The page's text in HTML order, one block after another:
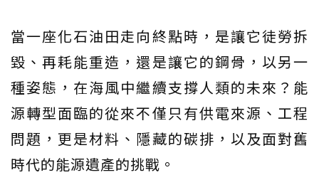
當一座化石油田走向終點時，是讓它徒勞拆
毀、再耗能重造，還是讓它的鋼骨，以另一
種姿態，在海風中繼續支撐人類的未來？能
源轉型面臨的從來不僅只有供電來源、工程
問題，更是材料、隱藏的碳排，以及面對舊
時代的能源遺產的挑戰。